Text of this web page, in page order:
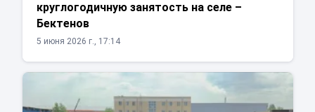
круглогодичную занятость на селе –
Бектенов
5 июня 2026 г., 17:14